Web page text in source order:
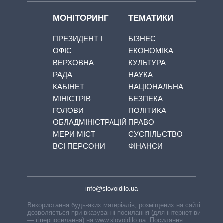
МОНІТОРИНГ
ПРЕЗИДЕНТ І
ОФІС
ВЕРХОВНА
РАДА
КАБІНЕТ
МІНІСТРІВ
ГОЛОВИ
ОБЛАДМІНІСТРАЦІЙ
МЕРИ МІСТ
ВСІ ПЕРСОНИ
ТЕМАТИКИ
БІЗНЕС
ЕКОНОМІКА
КУЛЬТУРА
НАУКА
НАЦІОНАЛЬНА
БЕЗПЕКА
ПОЛІТИКА
ПРАВО
СУСПІЛЬСТВО
ФІНАНСИ
info@slovoidilo.ua
Використання будь-яких матеріалів, розміщених на сайті,
дозволяється при вказуванні посилання (для інтернет-видань
— гіперпосилання) на www.slovoidilo.ua. Посилання